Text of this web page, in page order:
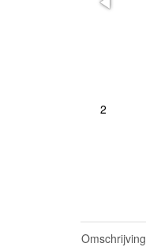
2
Omschrijving